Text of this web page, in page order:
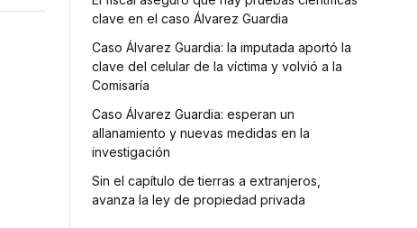
clave en el caso Álvarez Guardia
Caso Álvarez Guardia: la imputada aportó la
clave del celular de la víctima y volvió a la
Comisaría
Caso Álvarez Guardia: esperan un
allanamiento y nuevas medidas en la
investigación
Sin el capítulo de tierras a extranjeros,
avanza la ley de propiedad privada